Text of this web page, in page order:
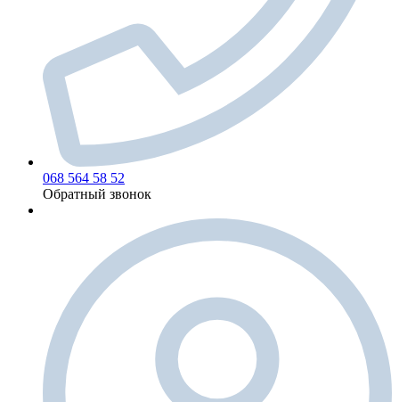
068 564 58 52
Обратный звонок